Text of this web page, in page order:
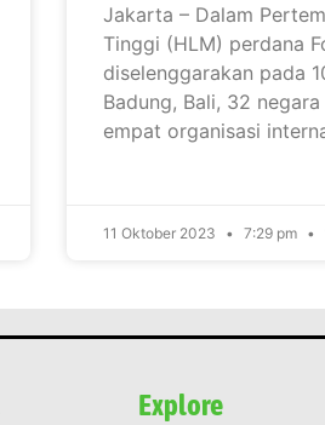
Jakarta – Dalam
Tinggi (HLM) perdana
diselenggarakan pada
Badung, Bali, 32
empat organisasi
11 Oktober 2023 7:29 pm
Explore